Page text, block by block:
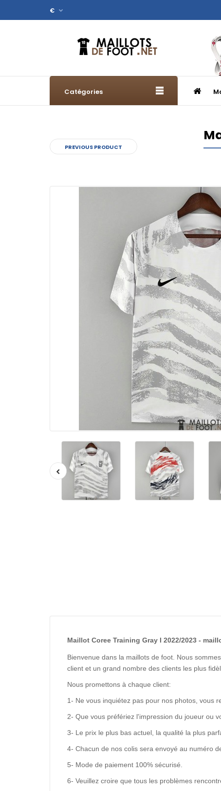
€
Catégories
PREVIOUS PRODUCT
Maillot Coree Training Gray I 2022/2023 -
Bienvenue dans la maillots de foot. Nous
client et un grand nombre des clients les plus
Nous promettons à chaque client:
1- Ne vous inquiétez pas pour nos photos, vous
2- Que vous préfériez l'impression du joueur ou
3- Le prix le plus bas actuel, la qualité la plus
4- Chacun de nos colis sera envoyé au numéro
5- Mode de paiement 100% sécurisé.
6- Veuillez croire que tous les problèmes